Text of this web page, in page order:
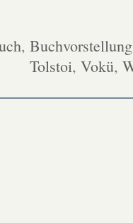
, Buchvorstellung
Tolstoi, Vokü,